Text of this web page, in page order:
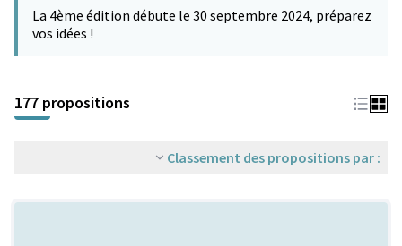
−
La 4ème édition débute le 30 septembre 2024, préparez
vos idées !
177 propositions
Classement des propositions par :